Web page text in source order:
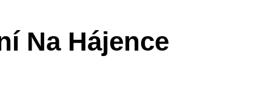
Na Hájence